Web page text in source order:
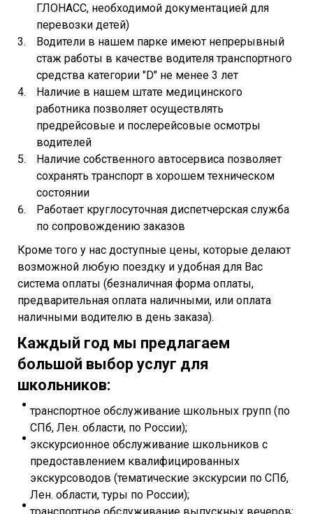
ГЛОНАСС, необходимой документацией для
перевозки детей)
Водители в нашем парке имеют непрерывный
стаж работы в качестве водителя транспортного
средства категории "D" не менее 3 лет
Наличие в нашем штате медицинского
работника позволяет осуществлять
предрейсовые и послерейсовые осмотры
водителей
Наличие собственного автосервиса позволяет
сохранять транспорт в хорошем техническом
состоянии
Работает круглосуточная диспетчерская служба
по сопровождению заказов
Кроме того у нас доступные цены, которые делают
возможной любую поездку и удобная для Вас
система оплаты (безналичная форма оплаты,
предварительная оплата наличными, или оплата
наличными водителю в день заказа).
Каждый год мы предлагаем
большой выбор услуг для
школьников:
транспортное обслуживание школьных групп (по
СПб, Лен. области, по России);
экскурсионное обслуживание школьников с
предоставлением квалифицированных
экскурсоводов (тематические экскурсии по СПб,
Лен. области, туры по России);